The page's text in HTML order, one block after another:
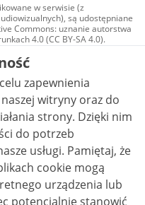
w serwisie (z
są udostępniane
Commons: uznanie autorstwa
4.0 (CC BY-SA 4.0).
w tym zdjęcia, materiały
na licencji typu
autorstwa użycie
zależnych 4.0 (CC BY-
to stwierdzone inaczej.
zapewnienia
witryny oraz do
Dzięki nim
do potrzeb
Pamiętaj, że
cookie mogą
urządzenia lub
potencjalnie stanowić